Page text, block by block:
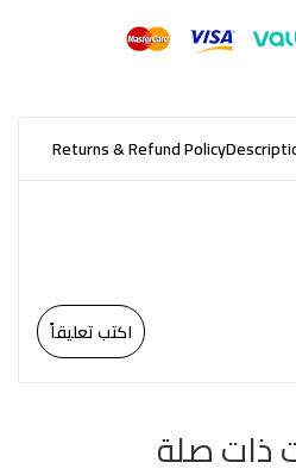
Returns & Refund Policy
اكتب تعليقاً
ذات صلة